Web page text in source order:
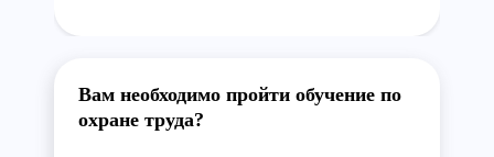
Вам необходимо пройти обучение по
охране труда?